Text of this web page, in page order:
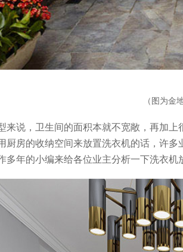
（图为金
来说，卫生间的面积本就不宽敞，再加
厨房的收纳空间来放置洗衣机的话，许
多年的小编来给各位业主分析一下洗衣机